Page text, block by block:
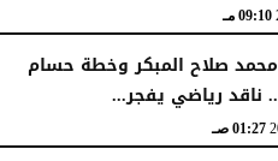
09:10 مـ
صلاح المبكر وخطة حسام
ناقد رياضي يفجر...
01:27 صـ